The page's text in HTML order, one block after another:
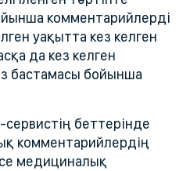
комментарийлерді
уақытта кез келген
да кез келген
бастамасы бойынша
беттерінде
комментарийлердің
медициналық